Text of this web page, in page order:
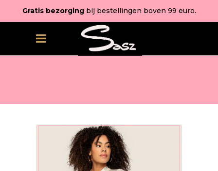
Gratis bezorgingbij bestellingen boven 99 euro.